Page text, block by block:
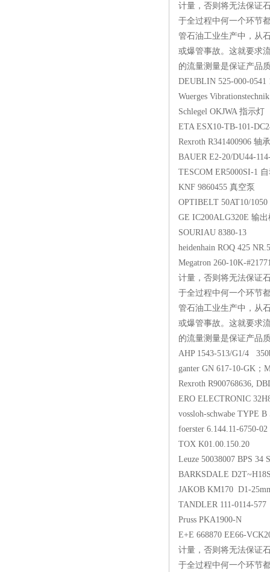
计量，否则将无法保证
于全过程中何一个环节
管石油工业生产中，从
或爆管事故。这就要求
的流量测量是保证
DEUBLIN 525-000-
Wuerges
Schlegel OKJWA
ETA ESX10-TB-
Rexroth
BAUER E2-20/
TESCOM
KNF 9860455 真
OPTIBELT
GE
SOURIAU 8380-
heidenhain ROQ 425
Megatron 260-10K-
计量，否则将无法保证
于全过程中何一个环节
管石油工业生产中，从
或爆管事故。这就要求
的流量测量是保证产
AHP 1543-513/
ganter GN 617-10-
Rexroth
ERO ELECTRONIC
vossloh-schwabe
foerster 6.144.11-
TOX
Leuze 50038007
BARKSDALE
JAKOB KM170 D1-
TANDLER 111-
Pruss PKA1900-
E+E 668870 EE66-
计量，否则将无法保证
于全过程中何一个环节